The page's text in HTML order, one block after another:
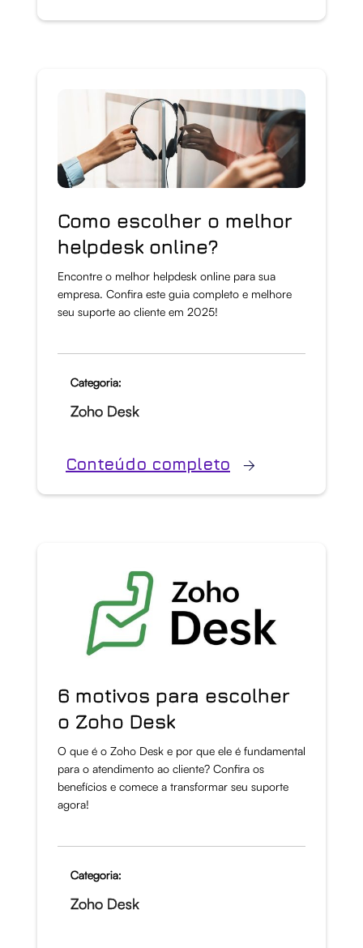
Como escolher o melhor
helpdesk online?
Encontre o melhor helpdesk online para sua
empresa. Confira este guia completo e melhore
seu suporte ao cliente em 2025!
Categoria:
Zoho Desk
Conteúdo completo
6 motivos para escolher
o Zoho Desk
O que é o Zoho Desk e por que ele é fundamental
para o atendimento ao cliente? Confira os
benefícios e comece a transformar seu suporte
agora!
Categoria:
Zoho Desk